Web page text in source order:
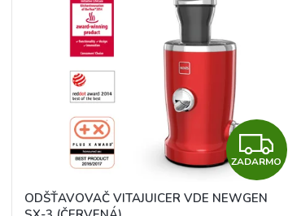
Z
A
ZADARMO
ODŠŤAVOVAČ VITAJUICER VDE NEWGEN